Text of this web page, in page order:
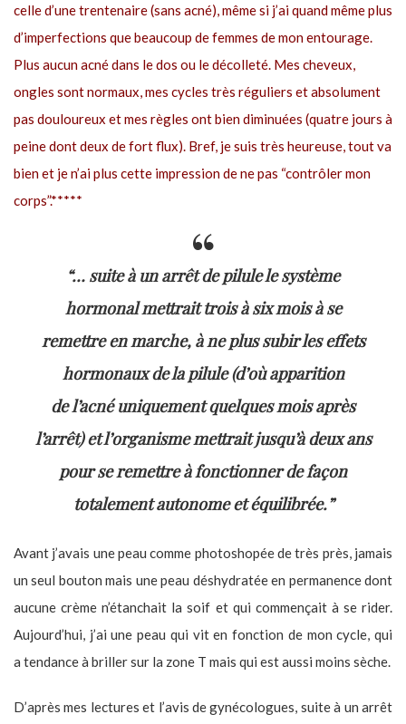
celle d’une trentenaire (sans acné), même si j’ai quand même plus
d’imperfections que beaucoup de femmes de mon entourage.
Plus aucun acné dans le dos ou le décolleté. Mes cheveux,
ongles sont normaux, mes cycles très réguliers et absolument
pas douloureux et mes règles ont bien diminuées (quatre jours à
peine dont deux de fort flux). Bref, je suis très heureuse, tout va
bien et je n’ai plus cette impression de ne pas “contrôler mon
corps”.*****
“… suite à un arrêt de pilule le système
hormonal mettrait trois à six mois à se
remettre en marche, à ne plus subir les effets
hormonaux de la pilule (d’où apparition
de l’acné uniquement quelques mois après
l’arrêt) et l’organisme mettrait jusqu’à deux ans
pour se remettre à fonctionner de façon
totalement autonome et équilibrée.”
Avant j’avais une peau comme photoshopée de très près, jamais
un seul bouton mais une peau déshydratée en permanence dont
aucune crème n’étanchait la soif et qui commençait à se rider.
Aujourd’hui, j’ai une peau qui vit en fonction de mon cycle, qui
a tendance à briller sur la zone T mais qui est aussi moins sèche.
D’après mes lectures et l’avis de gynécologues, suite à un arrêt